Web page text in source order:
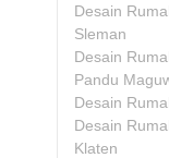
Desain
Sleman
Desain
Pandu
Desain
Desain
Klaten